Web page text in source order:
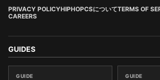
PRIVACY POLICYHIPHOPCSについてTERMS OF
CAREERS
GUIDES
GUIDE GUIDE